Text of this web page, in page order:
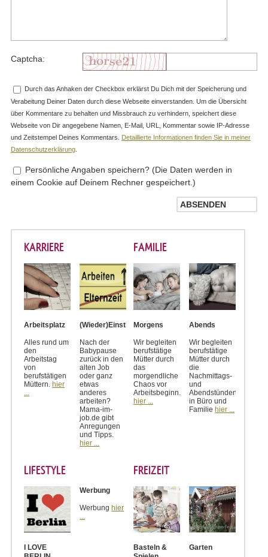
Captcha:
Durch das Anhaken der Checkbox erklärst Du Dich mit der Speicherung und
Verabeitung Deiner Daten durch diese Webseite einverstanden. Um die Übersicht
über Kommentare zu behalten und Missbrauch zu verhindern, speichert diese
Webseite von Dir angegebene Namen, E-Mail, URL, Kommentar sowie IP-Adresse
und Zeitstempel Deines Kommentars. Detaillierte Informationen finden Sie in meiner
Datenschutzerklärung
Persönliche Angaben speichern? (Die Daten werden in
einem Cookie auf Deinem Rechner gespeichert.)
KARRIERE
Arbeitsplatz
Alles rund um
den
Arbeitstag
von
berufstätigen
Müttern. hier
(Wieder)Einstieg
Nach der
Babypause
zurück in den
alten Job
oder ganz
etwas
anderes
arbeiten?
Mama-im-
job.de gibt
Anregungen
und Tipps.
hier ...
FAMILIE
Morgens
Wir begleiten
berufstätige
Mütter durch
das
morgendliche
Chaos vor
Arbeitsbeginn.
hier ...
Abends
Wir begleiten
berufstätige
Mütter durch
die
Nachmittags-
und
Abendstünden
in Büro und
Familiehier ...
LIFESTYLE
I LOVE
Werbung
Werbunghier
FREIZEIT
Basteln &
Garten